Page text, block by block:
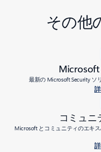
その他
Microsoft
最新の Microsoft Security ソ
コミュニ
Microsoft とコミュニティのエキ